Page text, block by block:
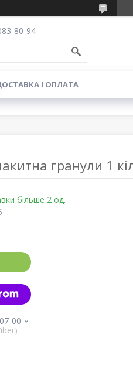
80-94
І ОПЛАТА
гранули 1
більше 2 од.
00